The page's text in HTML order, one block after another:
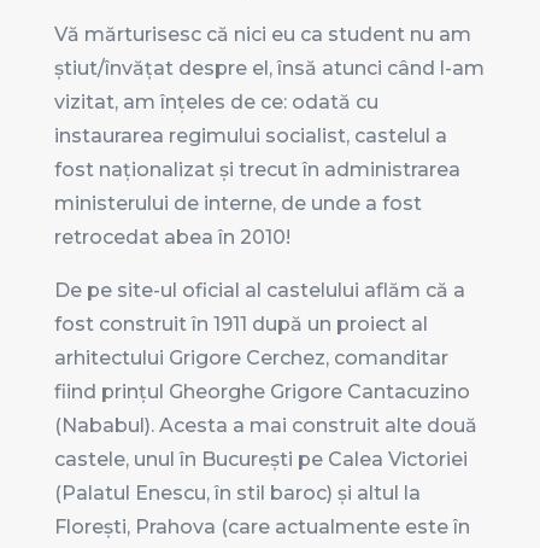
Vă mărturisesc că nici eu ca student nu am
știut/învățat despre el, însă atunci când l-am
vizitat, am înțeles de ce: odată cu
instaurarea regimului socialist, castelul a
fost naționalizat și trecut în administrarea
ministerului de interne, de unde a fost
retrocedat abea în 2010!
De pe site-ul oficial al castelului aflăm că a
fost construit în 1911 după un proiect al
arhitectului Grigore Cerchez, comanditar
fiind prințul Gheorghe Grigore Cantacuzino
(Nababul). Acesta a mai construit alte două
castele, unul în București pe Calea Victoriei
(Palatul Enescu, în stil baroc) și altul la
Florești, Prahova (care actualmente este în